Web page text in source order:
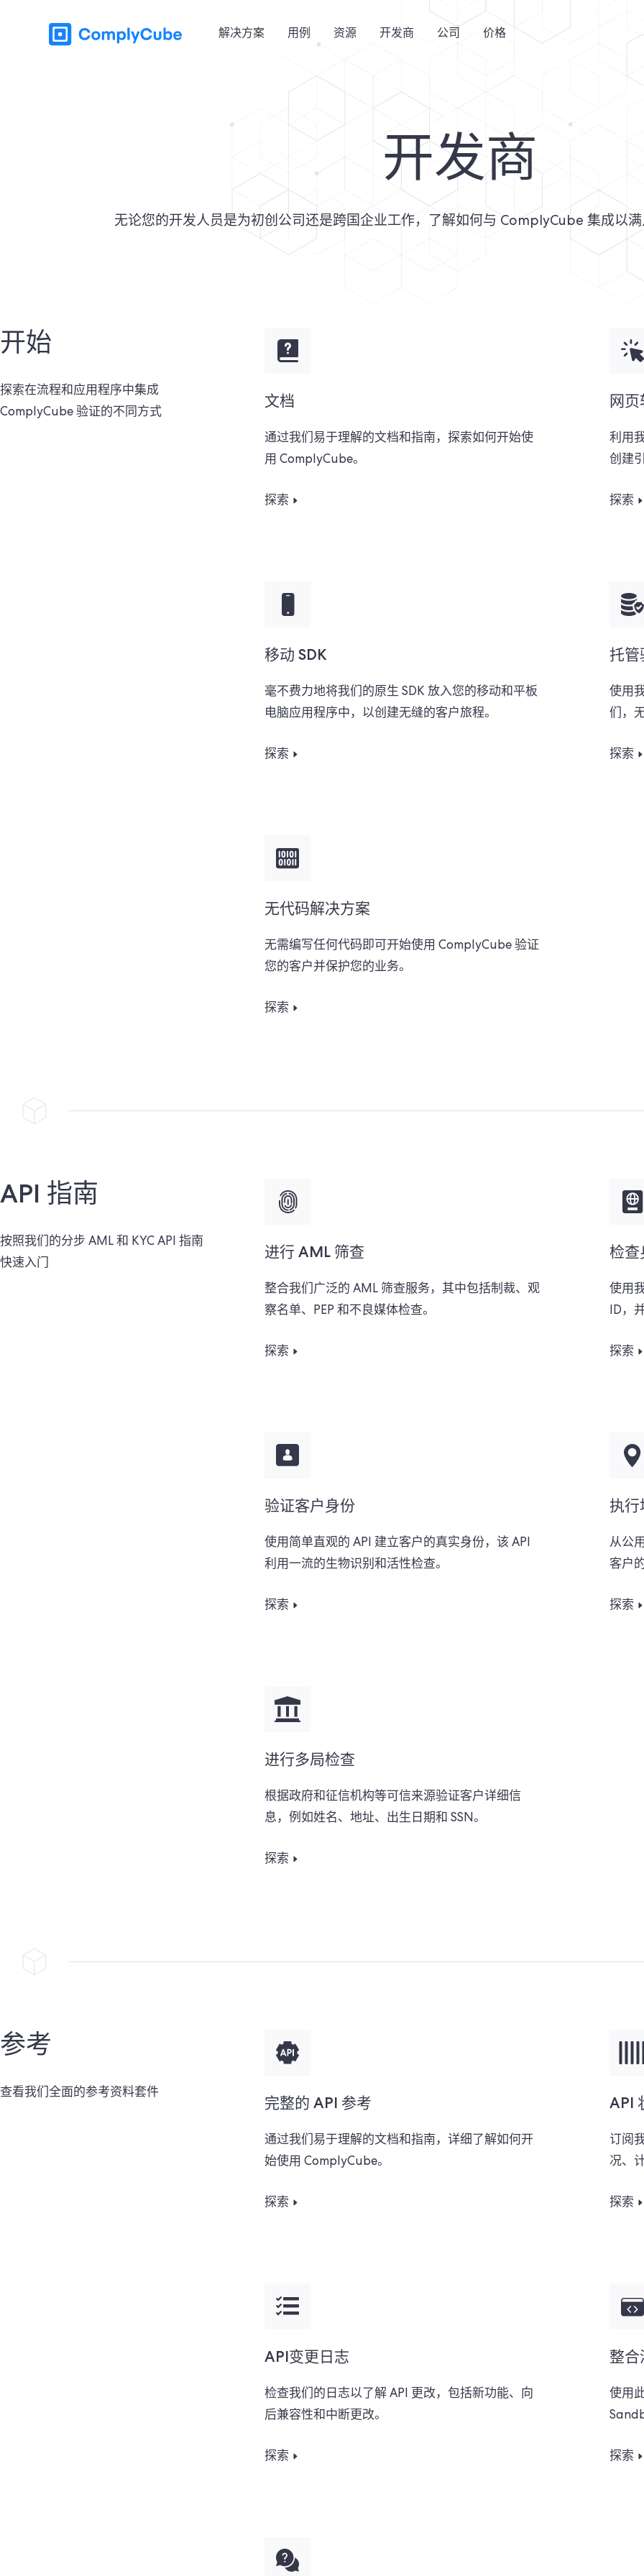
解决方案 用例 资源 开发商 公司 价格
开发商
无论您的开发人员是为初创公司还是跨国企业工作，了解如何与 ComplyCube 集成以
开始
探索在流程和应用程序中集成
ComplyCube 验证的不同方式
文档
通过我们易于理解的文档和指南，探索如何开始使
用 ComplyCube。
探索
网
利用
创建
探索
移动 SDK
毫不费力地将我们的原生 SDK 放入您的移动和平板
电脑应用程序中，以创建无缝的客户旅程。
探索
托管
使用
们，
探索
无代码解决方案
无需编写任何代码即可开始使用 ComplyCube 验证
您的客户并保护您的业务。
探索
API 指南
按照我们的分步 AML 和 KYC API 指南
快速入门
进行 AML 筛查
整合我们广泛的 AML 筛查服务，其中包括制裁、观
察名单、PEP 和不良媒体检查。
探索
检查
使用
ID，
探索
验证客户身份
使用简单直观的 API 建立客户的真实身份，该 API
利用一流的生物识别和活性检查。
探索
执行
从公
客户
探索
进行多局检查
根据政府和征信机构等可信来源验证客户详细信
息，例如姓名、地址、出生日期和 SSN。
探索
参考
查看我们全面的参考资料套件 完整的 API 参考
通过我们易于理解的文档和指南，详细了解如何开
始使用 ComplyCube。
探索
API
订阅
况、
探索
API变更日志
检查我们的日志以了解 API 更改，包括新功能、向
后兼容性和中断更改。
探索
整合
使用
探索